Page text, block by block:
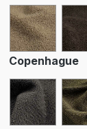
Copenhague